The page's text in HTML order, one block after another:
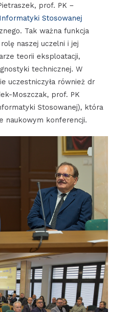
prof. PK –
Stosowanej
Tak ważna funkcja
naszej uczelni i jej
teorii eksploatacji,
technicznej. W
uczestniczyła również dr
Moszczak, prof. PK
Stosowanej), która
naukowym konferencji.